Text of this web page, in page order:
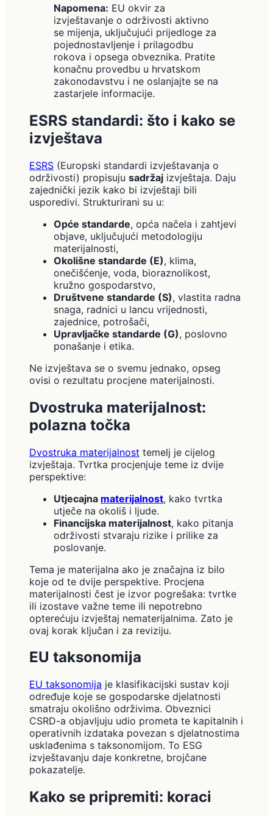
Napomena: EU okvir za
izvještavanje o održivosti aktivno
se mijenja, uključujući prijedloge za
pojednostavljenje i prilagodbu
rokova i opsega obveznika. Pratite
konačnu provedbu u hrvatskom
zakonodavstvu i ne oslanjajte se na
zastarjele informacije.
ESRS standardi: što i kako se
izvještava
ESRS (Europski standardi izvještavanja o
održivosti) propisuju sadržaj izvještaja. Daju
zajednički jezik kako bi izvještaji bili
usporedivi. Strukturirani su u:
Opće standarde, opća načela i zahtjevi
objave, uključujući metodologiju
materijalnosti,
Okolišne standarde (E), klima,
onečišćenje, voda, bioraznolikost,
kružno gospodarstvo,
Društvene standarde (S), vlastita radna
snaga, radnici u lancu vrijednosti,
zajednice, potrošači,
Upravljačke standarde (G), poslovno
ponašanje i etika.
Ne izvještava se o svemu jednako, opseg
ovisi o rezultatu procjene materijalnosti.
Dvostruka materijalnost:
polazna točka
Dvostruka materijalnost temelj je cijelog
izvještaja. Tvrtka procjenjuje teme iz dvije
perspektive:
Utjecajna materijalnost, kako tvrtka
utječe na okoliš i ljude.
Financijska materijalnost, kako pitanja
održivosti stvaraju rizike i prilike za
poslovanje.
Tema je materijalna ako je značajna iz bilo
koje od te dvije perspektive. Procjena
materijalnosti čest je izvor pogrešaka: tvrtke
ili izostave važne teme ili nepotrebno
opterećuju izvještaj nematerijalnima. Zato je
ovaj korak ključan i za reviziju.
EU taksonomija
EU taksonomija je klasifikacijski sustav koji
određuje koje se gospodarske djelatnosti
smatraju okolišno održivima. Obveznici
CSRD-a objavljuju udio prometa te kapitalnih i
operativnih izdataka povezan s djelatnostima
usklađenima s taksonomijom. To ESG
izvještavanju daje konkretne, brojčane
pokazatelje.
Kako se pripremiti: koraci